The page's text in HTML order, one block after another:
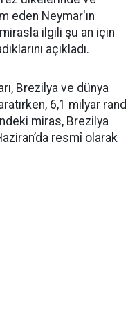
eden Neymar'ın
ilgili şu an için
açıkladı.
Brezilya ve dünya
6,1 milyar rand
miras, Brezilya
resmî olarak